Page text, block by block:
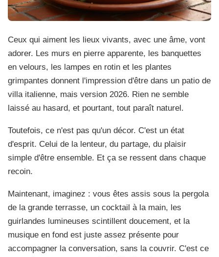
Ceux qui aiment les lieux vivants, avec une âme, vont
adorer. Les murs en pierre apparente, les banquettes
en velours, les lampes en rotin et les plantes
grimpantes donnent l'impression d'être dans un patio de
villa italienne, mais version 2026. Rien ne semble
laissé au hasard, et pourtant, tout paraît naturel.
Toutefois, ce n'est pas qu'un décor. C'est un état
d'esprit. Celui de la lenteur, du partage, du plaisir
simple d'être ensemble. Et ça se ressent dans chaque
recoin.
Maintenant, imaginez : vous êtes assis sous la pergola
de la grande terrasse, un cocktail à la main, les
guirlandes lumineuses scintillent doucement, et la
musique en fond est juste assez présente pour
accompagner la conversation, sans la couvrir. C'est ce